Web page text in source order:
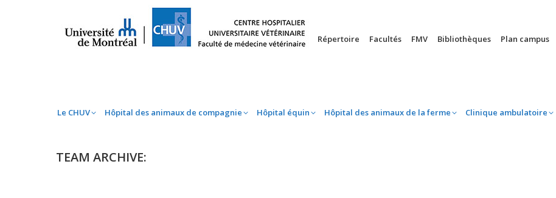
Répertoire Facultés FMV Bibliothèques Plan campus
Le CHUV Hôpital des animaux de compagnie Hôpital équin Hôpital des animaux de la ferme Clinique ambulatoire
TEAM ARCHIVE:
Le CHUV Hôpital des animaux de compagnie Hôpital équin